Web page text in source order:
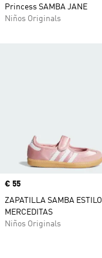
Princess SAMBA JANE
Niños Originals
Precio
€ 55
ZAPATILLA SAMBA ESTILO
MERCEDITAS
Niños Originals